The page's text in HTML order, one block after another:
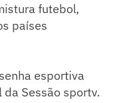
futebol,
países
esportiva
Sessão sportv.